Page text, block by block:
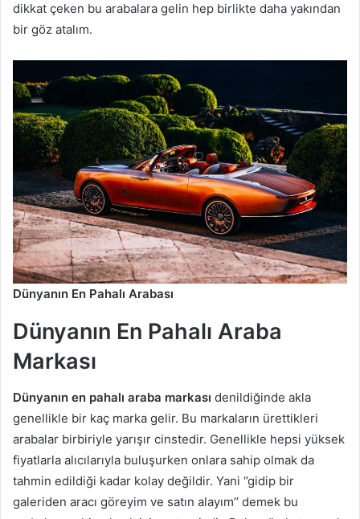
dikkat çeken bu arabalara gelin hep birlikte daha yakından
bir göz atalım.
Dünyanın En Pahalı Arabası
Dünyanın En Pahalı Araba
Markası
Dünyanın en pahalı araba markası denildiğinde akla
genellikle bir kaç marka gelir. Bu markaların ürettikleri
arabalar birbiriyle yarışır cinstedir. Genellikle hepsi yüksek
fiyatlarla alıcılarıyla buluşurken onlara sahip olmak da
tahmin edildiği kadar kolay değildir. Yani ‘’gidip bir
galeriden aracı göreyim ve satın alayım’’ demek bu